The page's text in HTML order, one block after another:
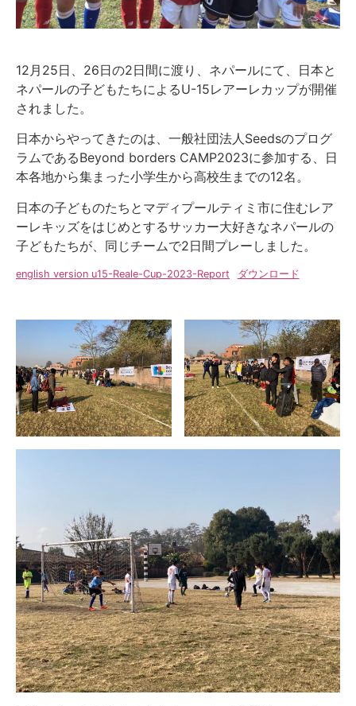
12月25日、26日の2日間に渡り、ネパールにて、日本と
ネパールの子どもたちによるU-15レアーレカップが開催
されました。
日本からやってきたのは、一般社団法人Seedsのプログ
ラムであるBeyond borders CAMP2023に参加する、日
本各地から集まった小学生から高校生までの12名。
日本の子どものたちとマディプールティミ市に住むレア
ーレキッズをはじめとするサッカー大好きなネパールの
子どもたちが、同じチームで2日間プレーしました。
english version u15-Reale-Cup-2023-Report ダウンロード